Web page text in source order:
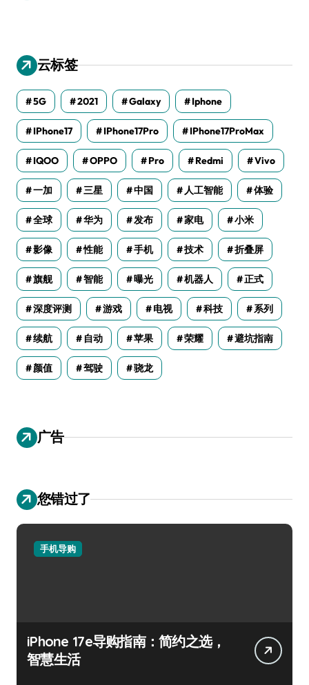
云标签
5G 2021 Galaxy Iphone
IPhone17 IPhone17Pro IPhone17ProMax
IQOO OPPO Pro Redmi Vivo
一加 三星 中国 人工智能 体验
全球 华为 发布 家电 小米
影像 性能 手机 技术 折叠屏
旗舰 智能 曝光 机器人 正式
深度评测 游戏 电视 科技 系列
续航 自动 苹果 荣耀 避坑指南
颜值 驾驶 骁龙
广告
您错过了
手机导购
iPhone 17e导购指南：简约之选，
智慧生活